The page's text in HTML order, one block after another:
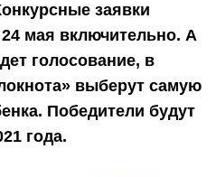
заявки
мая включительно. А
голосование, в
выберут самую
Победители будут
года.